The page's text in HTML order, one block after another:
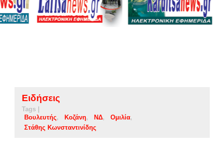
Ειδήσεις
Tags |
Βουλευτής
Κοζάνη ΝΔ
Ομιλία
Στάθης Κωνσταντινίδης